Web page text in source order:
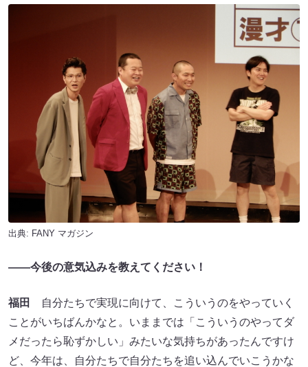
出典: FANY マガジン
――今後の意気込みを教えてください！
福田
自分たちで実現に向けて、こういうのをやっていく
ことがいちばんかなと。いままでは「こういうのやってダ
メだったら恥ずかしい」みたいな気持ちがあったんですけ
ど、今年は、自分たちで自分たちを追い込んでいこうかな